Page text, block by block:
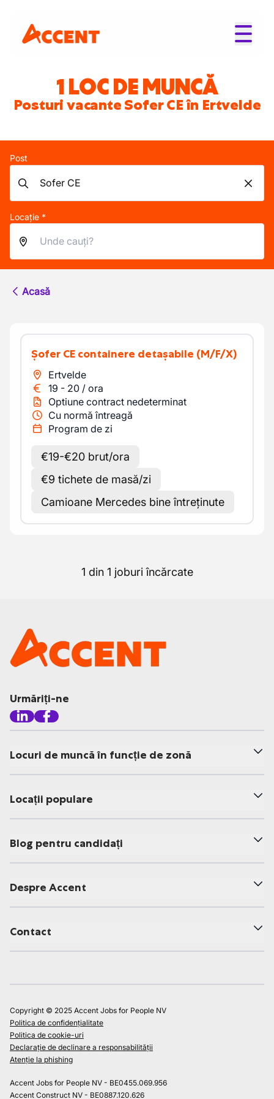
1 LOC DE MUNCĂ
Posturi vacante Sofer CE în Ertvelde
Post
Locație *
Acasă
Șofer CE containere detașabile (M/F/X)
Ertvelde
19 - 20 / ora
Optiune contract nedeterminat
Cu normă întreagă
Program de zi
€19-€20 brut/ora
€9 tichete de masă/zi
Camioane Mercedes bine întreținute
1 din 1 joburi încărcate
Urmăriți-ne
Locuri de muncă în funcție de zonă
Locații populare
Blog pentru candidați
Despre Accent
Contact
Copyright © 2025 Accent Jobs for People NV
Politica de confidențialitate
Politica de cookie-uri
Declarație de declinare a responsabilității
Atenție la phishing
Accent Jobs for People NV - BE0455.069.956
Accent Construct NV - BE0887.120.626